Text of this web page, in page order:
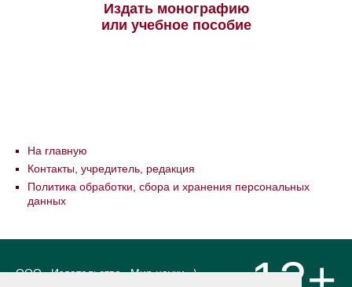
Издать монографию
или учебное пособие
На главную
Контакты, учредитель, редакция
Политика обработки, сбора и хранения персональных
данных
ООО «Издательство «Мир науки» \